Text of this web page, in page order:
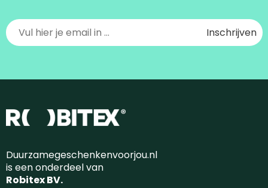
Duurzamegeschenkenvoorjou.nl
is een onderdeel van
Robitex BV.